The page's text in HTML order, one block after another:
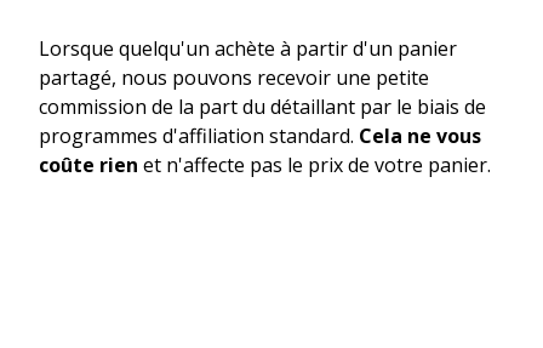
Lorsque quelqu'un achète à partir d'un panier
partagé, nous pouvons recevoir une petite
commission de la part du détaillant par le biais de
programmes d'affiliation standard. Cela ne vous
coûte rien et n'affecte pas le prix de votre panier.